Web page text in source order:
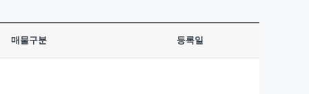
매물구분 등록일